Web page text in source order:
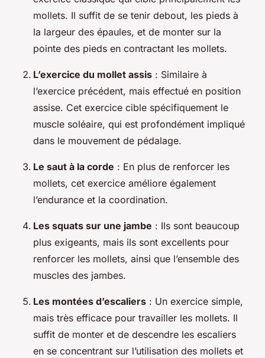
mollets. Il suffit de se tenir debout, les pieds à
la largeur des épaules, et de monter sur la
pointe des pieds en contractant les mollets.
L’exercice du mollet assis : Similaire à
l’exercice précédent, mais effectué en position
assise. Cet exercice cible spécifiquement le
muscle soléaire, qui est profondément impliqué
dans le mouvement de pédalage.
Le saut à la corde : En plus de renforcer les
mollets, cet exercice améliore également
l’endurance et la coordination.
Les squats sur une jambe : Ils sont beaucoup
plus exigeants, mais ils sont excellents pour
renforcer les mollets, ainsi que l’ensemble des
muscles des jambes.
Les montées d’escaliers : Un exercice simple,
mais très efficace pour travailler les mollets. Il
suffit de monter et de descendre les escaliers
en se concentrant sur l’utilisation des mollets et